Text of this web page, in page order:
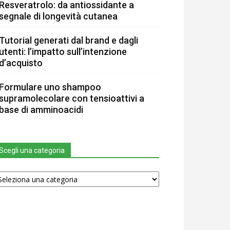
Resveratrolo: da antiossidante a
di longevità cutanea
Tutorial generati dal brand e dagli
utenti: l’impatto sull’intenzione
d’acquisto
Formulare uno shampoo
con tensioattivi a
base di amminoacidi
una categoria